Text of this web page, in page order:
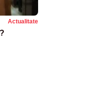
Actualitate